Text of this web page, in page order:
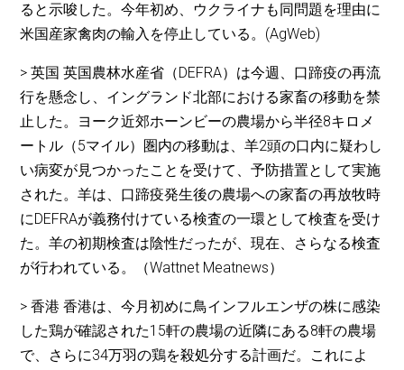
ると示唆した。今年初め、ウクライナも同問題を理由に
米国産家禽肉の輸入を停止している。(AgWeb)
> 英国 英国農林水産省（DEFRA）は今週、口蹄疫の再流
行を懸念し、イングランド北部における家畜の移動を禁
止した。ヨーク近郊ホーンビーの農場から半径8キロメ
ートル（5マイル）圏内の移動は、羊2頭の口内に疑わし
い病変が見つかったことを受けて、予防措置として実施
された。羊は、口蹄疫発生後の農場への家畜の再放牧時
にDEFRAが義務付けている検査の一環として検査を受け
た。羊の初期検査は陰性だったが、現在、さらなる検査
が行われている。（Wattnet Meatnews）
> 香港 香港は、今月初めに鳥インフルエンザの株に感染
した鶏が確認された15軒の農場の近隣にある8軒の農場
で、さらに34万羽の鶏を殺処分する計画だ。これによ